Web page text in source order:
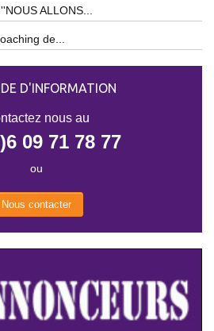
ALLONS...
de...
D'INFORMATION
nous au
09 71 78 77
ou
Nous contacter